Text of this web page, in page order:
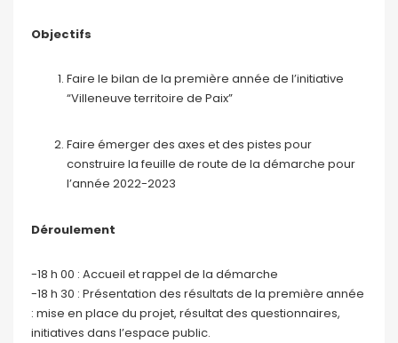
Objectifs
Faire le bilan de la première année de l’initiative
“Villeneuve territoire de Paix”
Faire émerger des axes et des pistes pour
construire la feuille de route de la démarche pour
l’année 2022-2023
Déroulement
-18 h 00 : Accueil et rappel de la démarche
-18 h 30 : Présentation des résultats de la première année
: mise en place du projet, résultat des questionnaires,
initiatives dans l’espace public.